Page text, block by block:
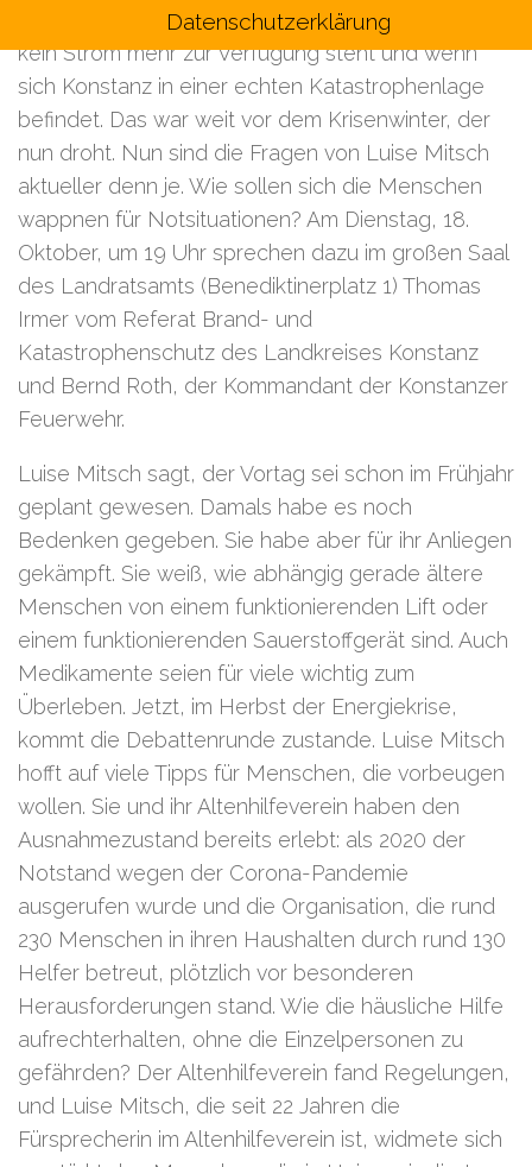
passiert, wenn was passiert, wenn zum Beispiel
kein Strom mehr zur Verfügung steht und wenn
sich Konstanz in einer echten Katastrophenlage
befindet. Das war weit vor dem Krisenwinter, der
nun droht. Nun sind die Fragen von Luise Mitsch
aktueller denn je. Wie sollen sich die Menschen
wappnen für Notsituationen? Am Dienstag, 18.
Oktober, um 19 Uhr sprechen dazu im großen Saal
des Landratsamts (Benediktinerplatz 1) Thomas
Irmer vom Referat Brand- und
Katastrophenschutz des Landkreises Konstanz
und Bernd Roth, der Kommandant der Konstanzer
Feuerwehr.
Luise Mitsch sagt, der Vortag sei schon im Frühjahr
geplant gewesen. Damals habe es noch
Bedenken gegeben. Sie habe aber für ihr Anliegen
gekämpft. Sie weiß, wie abhängig gerade ältere
Menschen von einem funktionierenden Lift oder
einem funktionierenden Sauerstoffgerät sind. Auch
Medikamente seien für viele wichtig zum
Überleben. Jetzt, im Herbst der Energiekrise,
kommt die Debattenrunde zustande. Luise Mitsch
hofft auf viele Tipps für Menschen, die vorbeugen
wollen. Sie und ihr Altenhilfeverein haben den
Ausnahmezustand bereits erlebt: als 2020 der
Notstand wegen der Corona-Pandemie
ausgerufen wurde und die Organisation, die rund
230 Menschen in ihren Haushalten durch rund 130
Helfer betreut, plötzlich vor besonderen
Herausforderungen stand. Wie die häusliche Hilfe
aufrechterhalten, ohne die Einzelpersonen zu
gefährden? Der Altenhilfeverein fand Regelungen,
und Luise Mitsch, die seit 22 Jahren die
Fürsprecherin im Altenhilfeverein ist, widmete sich
Datenschutzerklärung